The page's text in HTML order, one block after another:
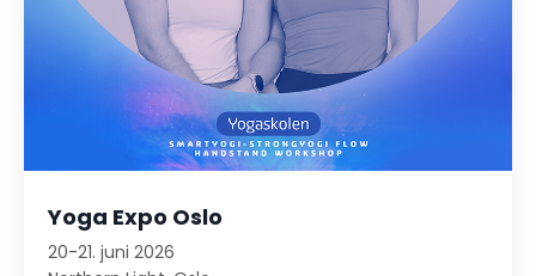
Yoga Expo Oslo
20-21. juni 2026